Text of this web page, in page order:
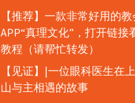
【推荐】一款非常好用的教
APP“真理文化”，打开链接
教程（请帮忙转发）
【见证】|一位眼科医生在
山与主相遇的故事